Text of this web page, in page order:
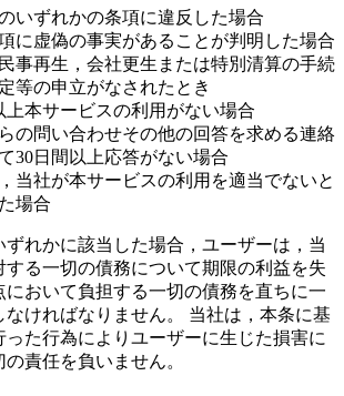
いずれかの条項に違反した場合
に虚偽の事実があることが判明した場合
事再生，会社更生または特別清算の手続
等の申立がなされたとき
上本サービスの利用がない場合
の問い合わせその他の回答を求める連絡
30日間以上応答がない場合
当社が本サービスの利用を適当でないと
場合
ずれかに該当した場合，ユーザーは，当
する一切の債務について期限の利益を失
において負担する一切の債務を直ちに一
なければなりません。 当社は，本条に基
った行為によりユーザーに生じた損害に
責任を負いません。